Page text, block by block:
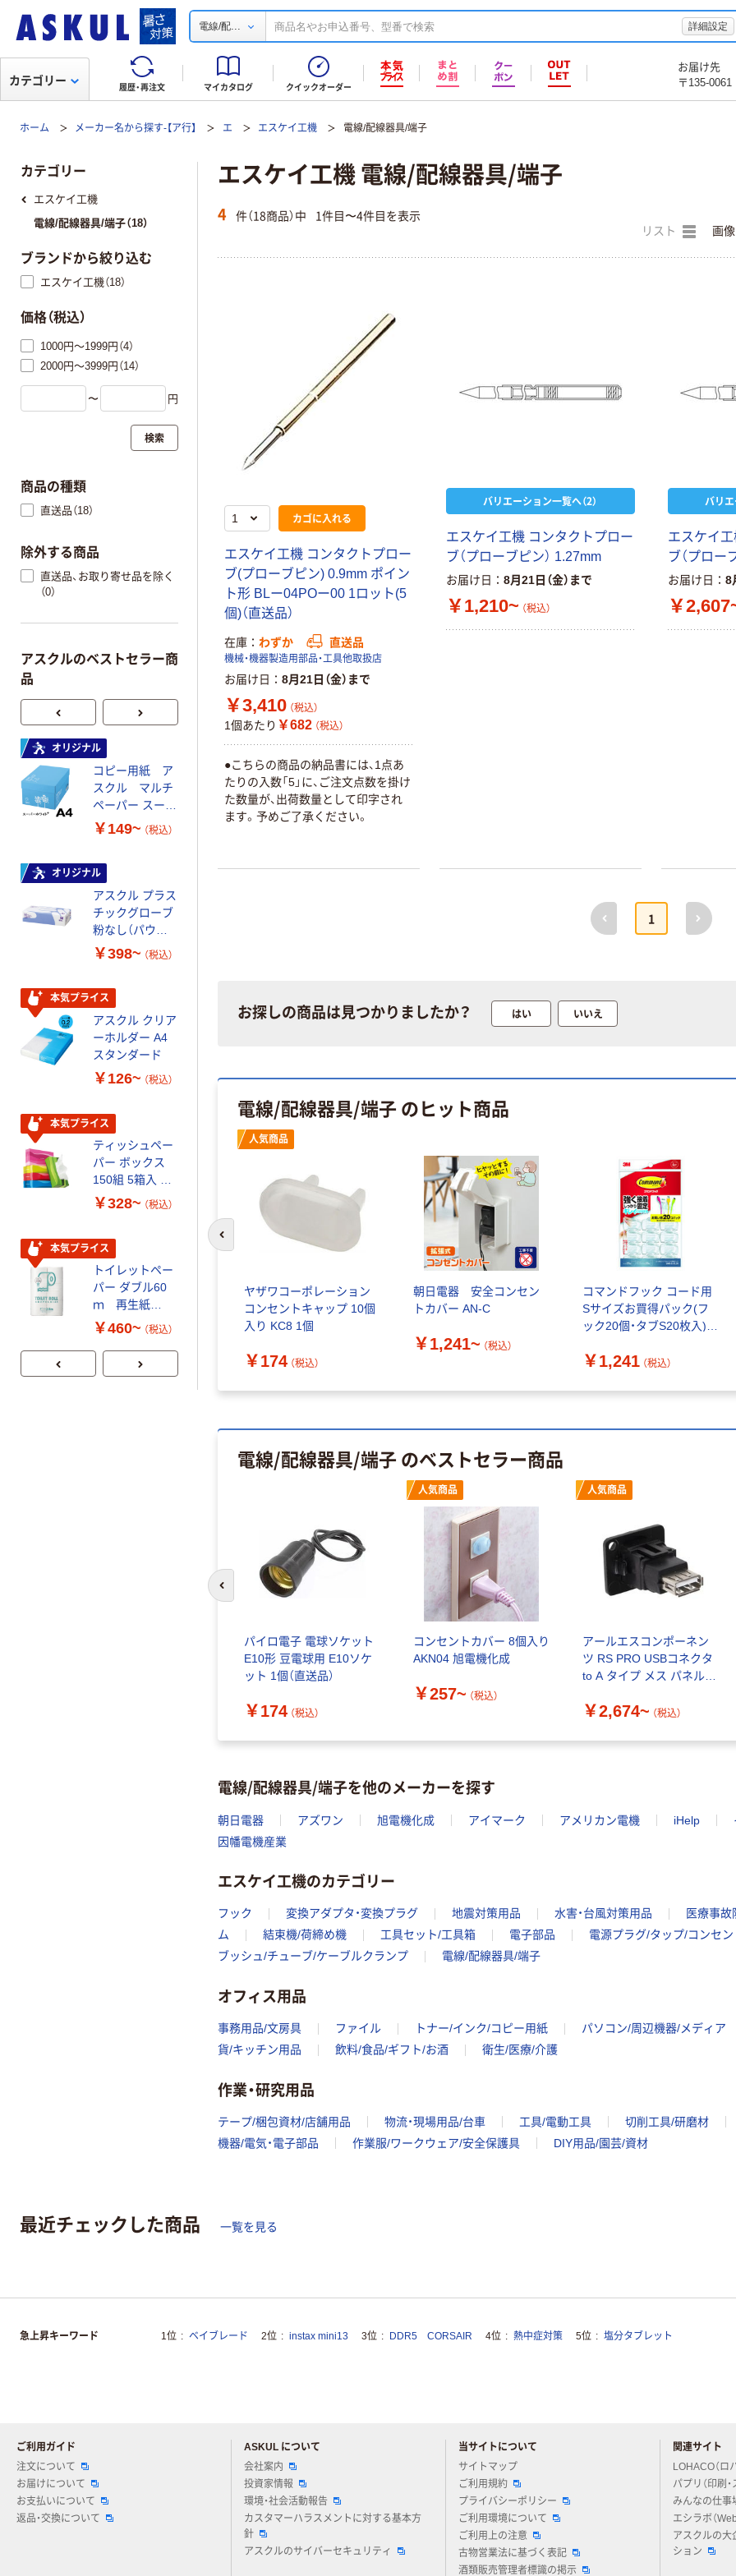
電線/配... 詳細設定
履歴・再注文 マイカタログ クイックオーダー
お届け先
〒135-0061
カテゴリー
ホーム メーカー名から探す-【ア行】 エ エスケイ工機 電線/配線器具/端子
エスケイ工機 電線/配線器具/端子
4 件（18商品）中 1件目〜4件目を表示
リスト 画像
カゴに入れる
エスケイ工機 コンタクトプロー
ブ(プローブピン) 0.9mm ポイン
ト形 BLー04POー00 1ロット(5
個)（直送品）
在庫 わずか 直送品
機械・機器製造用部品・工具他取扱店
お届け日 8月21日（金）まで
￥3,410 （税込）
1個あたり ￥682 （税込）
●こちらの商品の納品書には、1点あ
たりの入数「5」に、ご注文点数を掛け
た数量が、出荷数量として印字され
ます。予めご了承ください。
バリエーション一覧へ（2）
エスケイ工機 コンタクトプロー
ブ（プローブピン） 1.27mm
お届け日 8月21日（金）まで
￥1,210~ （税込）
バリエ
エスケイ
ブ（プロー
お届け日 8
￥
前へ
1
次へ
お探しの商品は見つかりましたか？ はい いいえ
電線/配線器具/端子 のヒット商品
コンセント _2
￥651~ （税込）
人気商品
ヤザワコーポレーション
コンセントキャップ 10個
入り KC8 1個
￥174 （税込）
朝日電器 安全コンセン
トカバー AN-C
￥1,241~ （税込）
コマンドフック コード用
Sサイズお買得パック(フ
ック20個・タブS20枚入)透
￥1,241 （税込）
前のスライドへ
電線/配線器具/端子 のベストセラー商品
パイロ電子 電球ソケット
E10形 豆電球用 E10ソケ
ット 1個（直送品）
￥174 （税込）
人気商品
コンセントカバー 8個入り
AKN04 旭電機化成
￥257~ （税込）
人気商品
アールエスコンポーネン
ツ RS PRO USBコネクタ
to A タイプ メス パネルマ
￥2,674~ （税込）
前のスライドへ
電線/配線器具/端子を他のメーカーを探す
朝日電器 アズワン 旭電機化成 アイマーク アメリカン電機 iHelp
因幡電機産業
エスケイ工機のカテゴリー
フック 変換アダプタ・変換プラグ 地震対策用品 水害・台風対策用品 医療事故
ム
結束機/荷締め機 工具セット/工具箱 電子部品 電源プラグ/タップ/コンセン
ブッシュ/チューブ/ケーブルクランプ
電線/配線器具/端子
オフィス用品
事務用品/文房具 ファイル トナー/インク/コピー用紙 パソコン/周辺機器/メディア
貨/キッチン用品
飲料/食品/ギフト/お酒 衛生/医療/介護
作業・研究用品
テープ/梱包資材/店舗用品 物流・現場用品/台車 工具/電動工具 切削工具/研磨材
機器/電気・電子部品
作業服/ワークウェア/安全保護具 DIY用品/園芸/資材
カテゴリー
エスケイ工機
電線/配線器具/端子（18）
ブランドから絞り込む
エスケイ工機（18）
価格（税込）
1000円～1999円（4）
2000円～3999円（14）
〜 円
検索
商品の種類
直送品（18）
除外する商品
直送品、お取り寄せ品を除く
（0）
アスクルのベストセラー商
品
オリジナル
コピー用紙 ア
スクル マルチ
ペーパー スーパ
ーホワイト+
￥149~ （税込）
オリジナル
アスクル プラス
チックグローブ
粉なし（パウダ
ーフリー）
￥398~ （税込）
本気プライス
アスクル クリア
ーホルダー A4
スタンダード
￥126~ （税込）
本気プライス
ティッシュペー
パー ボックス
150組 5箱入 ア
スクル スマート
証
￥328~ （税込）
本気プライス
トイレットペー
パー ダブル60
ｍ 再生紙
100% 6ロール
芯あり FSC認
証
￥460~ （税込）
本気プライス
ペーパータオル
中判 再生紙
100％ 200枚
FSC認証 シング
アスクル 耳にや
￥458~ （税込）
アスクル プラ
ブ 薄手 粉な
し（パウダーフ
本気プライス
ラルミネラルウ
ォーター 500ml
キャップシール
レス 10本
￥1,037~
本気プライス
証
ファーストレイ
￥374~ （税込）
ス1(アスクル限
定モデル) 蛍光
ペン ゼブラ
￥52~ （税込）
オリジナル
スズラン 酒精綿
G バルクタイプ
指定医薬部外品
ファーストレイ
ト ニトリルグ
本気プライス
￥143~ （税込）
パー ボックス
モカ 200組 5個
アスクル オリジ
ナルティッシュ
PEFC認証
￥428~
本気プライス
アスクル トイ
レのおそうじシ
ート 大王製紙
共同企画 トイ
トイレシート
￥330~ （税込）
最近チェックした商品 一覧を見る
急上昇キーワード 1位 ベイブレード 2位 instax mini13 3位 DDR5 CORSAIR 4位 熱中症対策 5位 塩分タブレット
ご利用ガイド
注文について
お届けについて
お支払いについて
返品・交換について
ASKUL について
会社案内
投資家情報
環境・社会活動報告
カスタマーハラスメントに対する基本方
針
アスクルのサイバーセキュリティ
当サイトについて
サイトマップ
ご利用規約
プライバシーポリシー
ご利用環境について
ご利用上の注意
古物営業法に基づく表記
酒類販売管理者標識の掲示
関連サイト
LOHACO（ロ
パプリ（印刷・
みんなの仕事
エシラボ（
アスクルの大
ション